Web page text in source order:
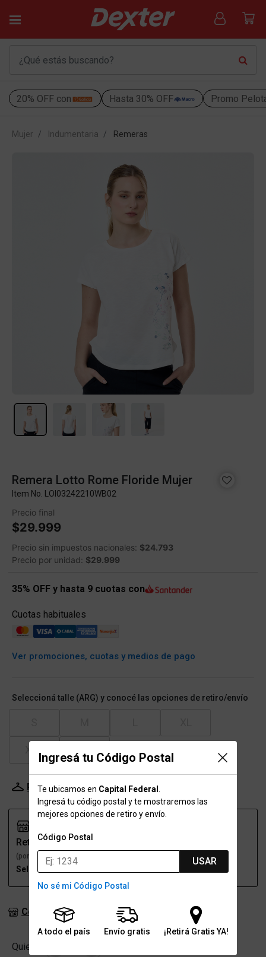
20% OFF con Hasta 30% OFF Promo
Ingresá tu Código Postal
Te ubicamos en Capital Federal
Ingresá tu código postal y te mostraremos las
mejores opciones de retiro y envío.
Código Postal
USAR
No sé mi Código Postal
A todo el país Envío gratis ¡Retirá Gratis YA!
Mujer Indumentaria Remeras
Remera Lotto Rome Floride Mujer
Item No. LOI03242210WB02
Precio final
$29.999
Precio sin impuestos nacionales: $24.793
Precio por unidad: $29.999
35% OFF y hasta 9 cuotas con
Cuotas habituales
Ver promociones, cuotas y medios de pago
Seleccioná talle (ARG) y conocé las opciones de retiro/envío
Probador Virtual Tabla de talles
Retiro
(por una sucursal)
Seleccioná talle
Consultar stock en sucursales
Quiero